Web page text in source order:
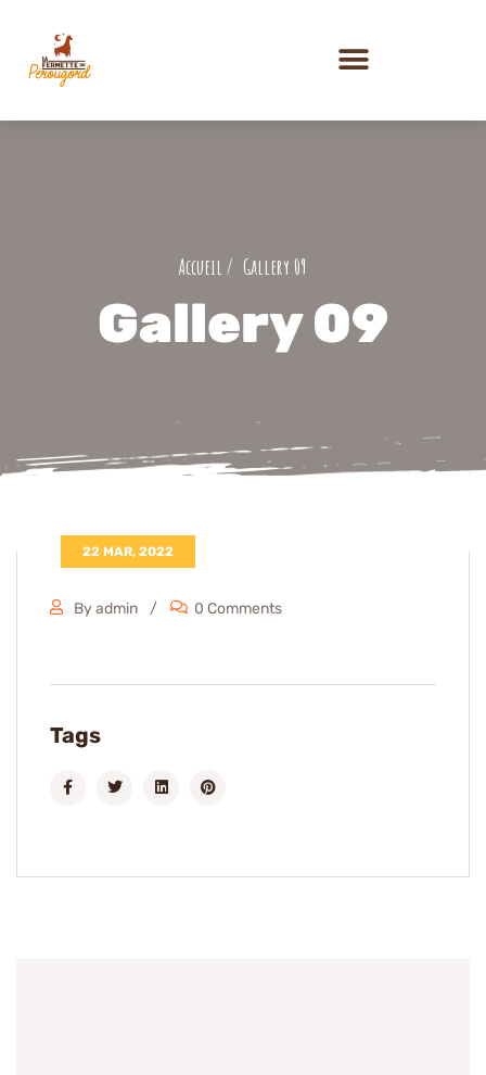
Gallery 09
Gallery 09
22 MAR, 2022
By admin 0 Comments
Tags